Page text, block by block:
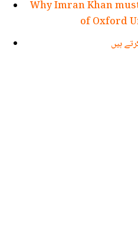
Why Imran Khan
of Oxford
ہیں